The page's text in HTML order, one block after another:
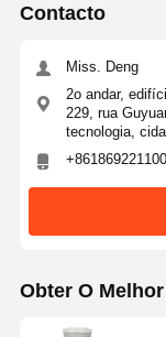
Fábrica
Contacto
Miss. Deng
2o andar,
229, rua
tecnologia,
Obter O